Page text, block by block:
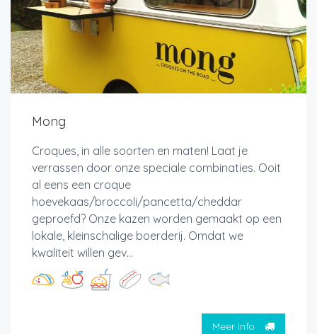
Mong
Croques, in alle soorten en maten! Laat je
verrassen door onze speciale combinaties. Ooit
al eens een croque
hoevekaas/broccoli/pancetta/cheddar
geproefd? Onze kazen worden gemaakt op een
lokale, kleinschalige boerderij. Omdat we
kwaliteit willen gev...
Meer info